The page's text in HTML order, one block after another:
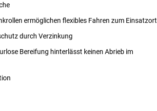
ermöglichen flexibles Fahren zum Einsatzort
durch Verzinkung
Bereifung hinterlässt keinen Abrieb im